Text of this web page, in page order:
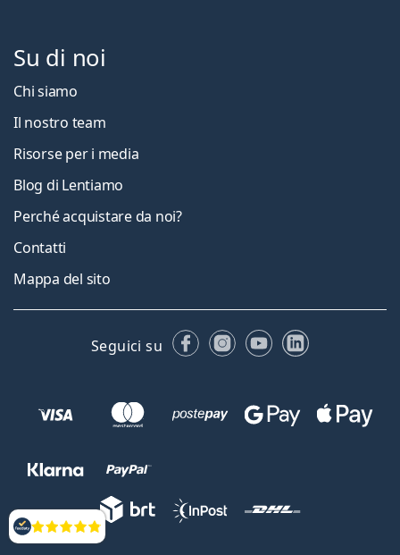
Valutazione
Su di noi
Chi siamo
Il nostro team
Risorse per i media
Blog di Lentiamo
Perché acquistare da noi?
Contatti
Mappa del sito
Seguici su FacebookInstagram
YouTubeLinkedIn